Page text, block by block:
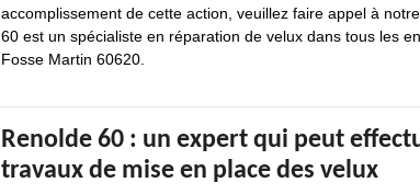
accomplissement de cette action, veuillez faire appel à
60 est un spécialiste en réparation de velux dans tous les
Fosse Martin 60620.
Renolde 60 : un expert qui peut
travaux de mise en place des velux